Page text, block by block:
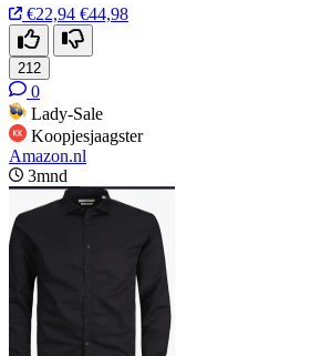
€22,94 €44,98
212
0
Lady-Sale
Koopjesjaagster
Amazon.nl
3mnd